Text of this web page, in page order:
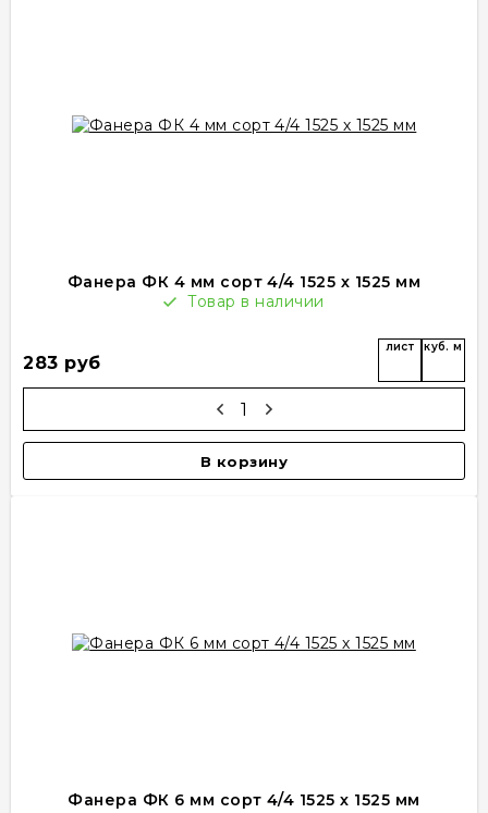
Фанера ФК 4 мм сорт 4/4 1525 х 1525 мм
Товар в наличии
283 руб
лист куб. м
В корзину
Фанера ФК 6 мм сорт 4/4 1525 х 1525 мм